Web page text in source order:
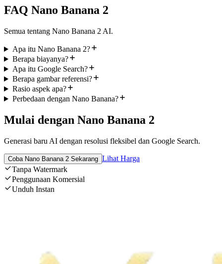
FAQ Nano Banana 2
Semua tentang Nano Banana 2 AI.
Apa itu Nano Banana 2?
Berapa biayanya?
Apa itu Google Search?
Berapa gambar referensi?
Rasio aspek apa?
Perbedaan dengan Nano Banana?
Mulai dengan Nano Banana 2
Generasi baru AI dengan resolusi fleksibel dan Google Search.
Coba Nano Banana 2 Sekarang Lihat Harga
Tanpa Watermark
Penggunaan Komersial
Unduh Instan